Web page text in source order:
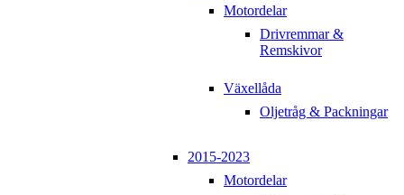
Motordelar
Drivremmar &
Remskivor
Växellåda
Oljetråg & Packningar
2015-2023
Motordelar